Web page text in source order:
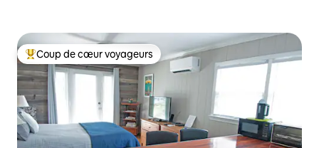
Coups de cœur voyageurs les plus appréciés
Coup de cœur voyageurs